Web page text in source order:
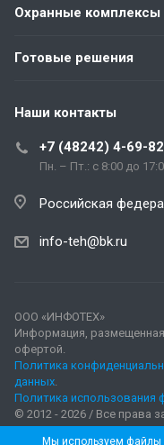
Охранные комплексы
Готовые решения
Наши контакты
+7 (48242) 4-69-82
Пн. – Пт.: с 8:00 до
Российская
info-teh@bk.ru
ООО «ИНФОТЕХ»
Информация, размещенная
офертой.
Политика
данных.
Политика использования
© 2012 - 2026 / Все права
Мы используем файлы